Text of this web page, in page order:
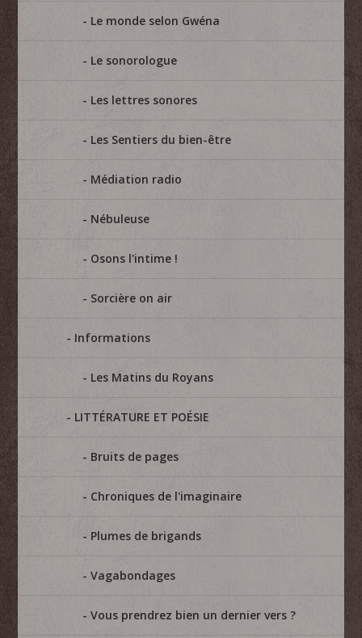
Le monde selon Gwéna
Le sonorologue
Les lettres sonores
Les Sentiers du bien-être
Médiation radio
Nébuleuse
Osons l'intime !
Sorcière on air
Informations
Les Matins du Royans
LITTÉRATURE ET POÉSIE
Bruits de pages
Chroniques de l'imaginaire
Plumes de brigands
Vagabondages
Vous prendrez bien un dernier vers ?